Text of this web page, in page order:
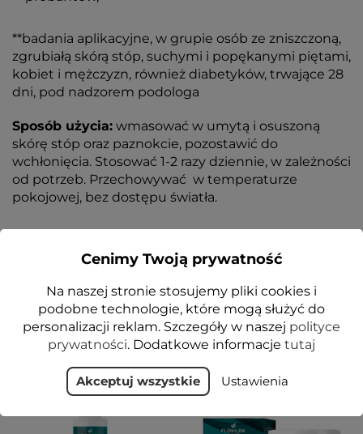
**badania aplikacyjne, w grupie osób ze zniszczoną,
zgrubiałą skórą stóp, suchymi i popękanymi piętami,
kobiet i mężczyzn, również diabetyków, trwające 28
dni, pod nadzorem podologa
Sposób użycia: wmasować w umytą i osuszoną
skórę stóp oraz paznokcie, pozostawić do
wchłonięcia. Stosować 1-2 razy dziennie, w zależności
od potrzeb. Przechowywać w temperaturze
pokojowej, bez dostępu światła.
ZOBACZ TAKŻE
NOWOŚĆ
VEGE
Cenimy Twoją prywatność
Na naszej stronie stosujemy pliki cookies i
podobne technologie, które mogą służyć do
personalizacji reklam. Szczegóły w naszej polityce
prywatności. Dodatkowe informacje tutaj
Akceptuj wszystkie Ustawienia